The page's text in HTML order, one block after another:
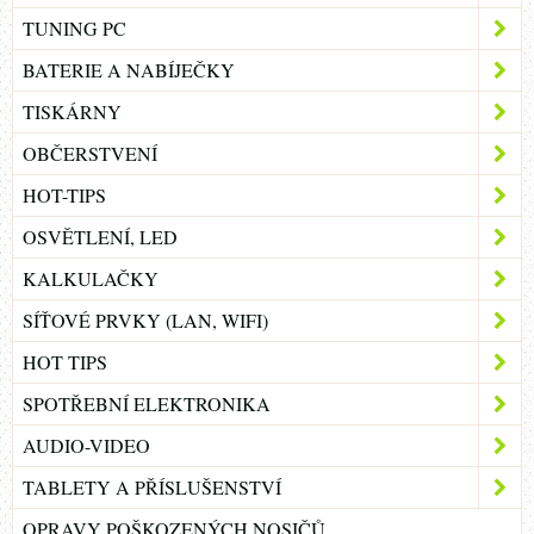
TUNING PC
BATERIE A NABÍJEČKY
TISKÁRNY
OBČERSTVENÍ
HOT-TIPS
OSVĚTLENÍ, LED
KALKULAČKY
SÍŤOVÉ PRVKY (LAN, WIFI)
HOT TIPS
SPOTŘEBNÍ ELEKTRONIKA
AUDIO-VIDEO
TABLETY A PŘÍSLUŠENSTVÍ